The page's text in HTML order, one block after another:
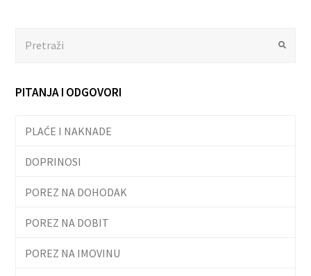
Submit
PITANJA I ODGOVORI
PLAĆE I NAKNADE
DOPRINOSI
POREZ NA DOHODAK
POREZ NA DOBIT
POREZ NA IMOVINU